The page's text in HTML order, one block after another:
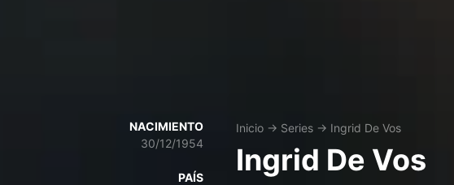
NACIMIENTO
30/12/1954
PAÍS
Inicio → Series → Ingrid De Vos
Ingrid De Vos